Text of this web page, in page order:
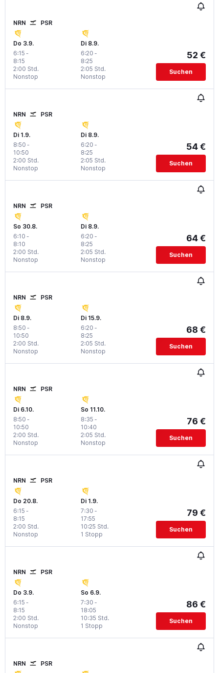
NRN PSR
Do 3.9.
6:15 -
8:15
Nonstop
2:00 Std.
Di 8.9.
6:20 -
8:25
Nonstop
2:05 Std.
52 €
Suchen
NRN PSR
Di 1.9.
8:50 -
10:50
Nonstop
2:00 Std.
Di 8.9.
6:20 -
8:25
Nonstop
2:05 Std.
54 €
Suchen
NRN PSR
So 30.8.
6:10 -
8:10
Nonstop
2:00 Std.
Di 8.9.
6:20 -
8:25
Nonstop
2:05 Std.
64 €
Suchen
NRN PSR
Di 8.9.
8:50 -
10:50
Nonstop
2:00 Std.
Di 15.9.
6:20 -
8:25
Nonstop
2:05 Std.
68 €
Suchen
NRN PSR
Di 6.10.
8:50 -
10:50
Nonstop
2:00 Std.
So 11.10.
8:35 -
10:40
Nonstop
2:05 Std.
76 €
Suchen
NRN PSR
Do 20.8.
6:15 -
8:15
Nonstop
2:00 Std.
Di 1.9.
7:30 -
17:55
1 Stopp
10:25 Std.
79 €
Suchen
NRN PSR
Do 3.9.
6:15 -
8:15
Nonstop
2:00 Std.
So 6.9.
7:30 -
18:05
1 Stopp
10:35 Std.
86 €
Suchen
NRN PSR